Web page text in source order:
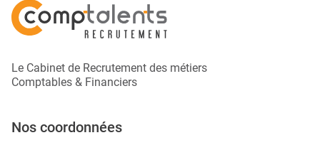
Le Cabinet de Recrutement des métiers
Comptables & Financiers
Nos coordonnées